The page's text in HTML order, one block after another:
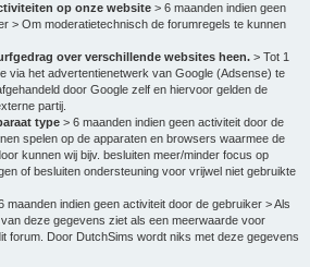
op onze website > 6 maanden indien geen
> Om moderatietechnisch de forumregels te kunnen
over verschillende websites heen. > Tot 1
via het advertentienetwerk van Google (Adsense) te
door Google zelf en hiervoor gelden de
partij.
type > 6 maanden indien geen activiteit door de
spelen op de apparaten en browsers waarmee de
kunnen wij bijv. besluiten meer/minder focus op
of besluiten ondersteuning voor vrijwel niet gebruikte
maanden indien geen activiteit door de gebruiker > Als
deze gegevens ziet als een meerwaarde voor
forum. Door DutchSims wordt niks met deze gegevens